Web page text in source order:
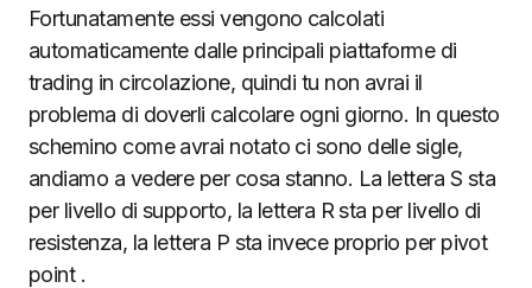
Fortunatamente essi vengono calcolati
automaticamente dalle principali piattaforme di
trading in circolazione, quindi tu non avrai il
problema di doverli calcolare ogni giorno. In questo
schemino come avrai notato ci sono delle sigle,
andiamo a vedere per cosa stanno. La lettera S sta
per livello di supporto, la lettera R sta per livello di
resistenza, la lettera P sta invece proprio per pivot
point .